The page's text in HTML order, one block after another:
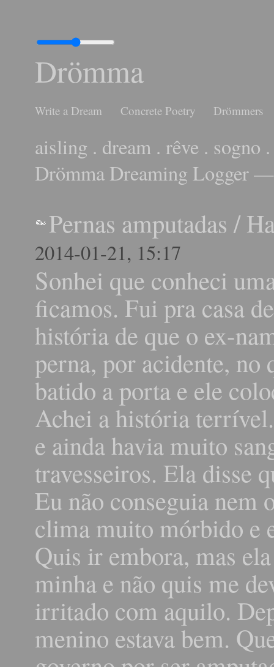
Drömma
Write a Dream Concrete Poetry Drömmers
aisling . dream . rêve . sogno
Drömma Dreaming Logger
Pernas amputadas /
2014-01-21, 15:17
Sonhei que conheci
ficamos. Fui pra casa
história de que o ex-
perna, por acidente, no
batido a porta e ele
Achei a história
e ainda havia muito
travesseiros. Ela disse
Eu não conseguia nem
clima muito mórbido e
Quis ir embora, mas
minha e não quis me
irritado com aquilo.
menino estava bem.